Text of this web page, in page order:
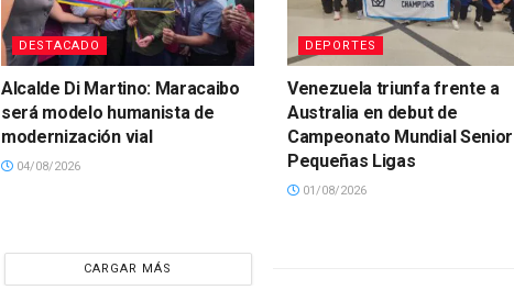
DESTACADO
Alcalde Di Martino: Maracaibo
será modelo humanista de
modernización vial
04/08/2026
DEPORTES
Venezuela triunfa frente a
Australia en debut de
Campeonato Mundial
Pequeñas Ligas
01/08/2026
CARGAR MÁS